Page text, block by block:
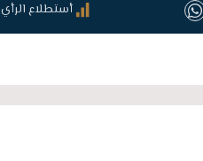
أستطلاع الرأي